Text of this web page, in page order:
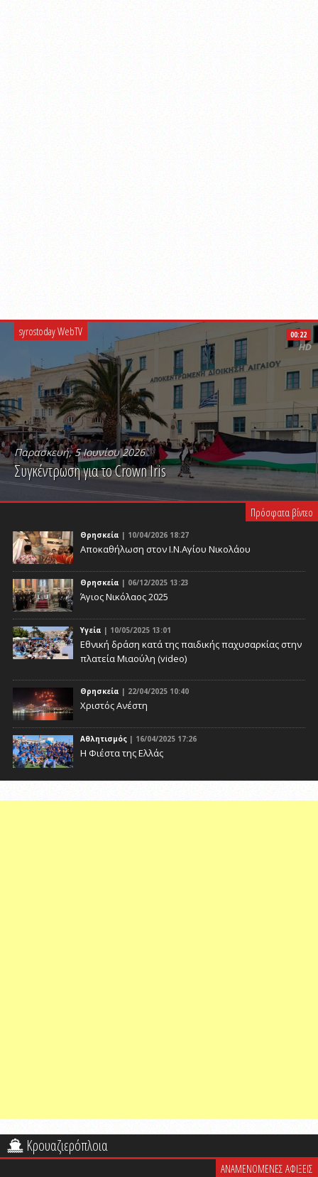
syrostoday WebTV
Παρασκευή, 5 Ιουνίου 2026
Συγκέντρωση για το Crown Iris
PLAY VIDEO
00:22
HD
Πρόσφατα βίντεο
Θρησκεία | 10/04/2026 18:27
Αποκαθήλωση στον Ι.Ν.Αγίου Νικολάου
Θρησκεία | 06/12/2025 13:23
Άγιος Νικόλαος 2025
Υγεία | 10/05/2025 13:01
Eθνική δράση κατά της παιδικής παχυσαρκίας στην
πλατεία Μιαούλη (video)
Θρησκεία | 22/04/2025 10:40
Χριστός Ανέστη
Αθλητισμός | 16/04/2025 17:26
Η Φιέστα της Ελλάς
Κρουαζιερόπλοια
ΑΝΑΜΕΝΟΜΕΝΕΣ ΑΦΙΞΕΙΣ